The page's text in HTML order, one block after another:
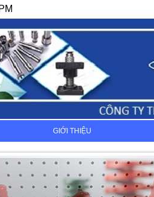
GIỚI THIỆU